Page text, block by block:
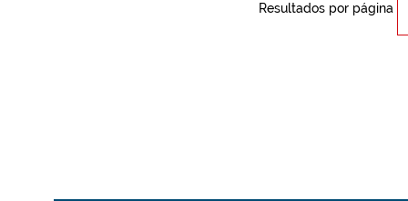
Resultados por página